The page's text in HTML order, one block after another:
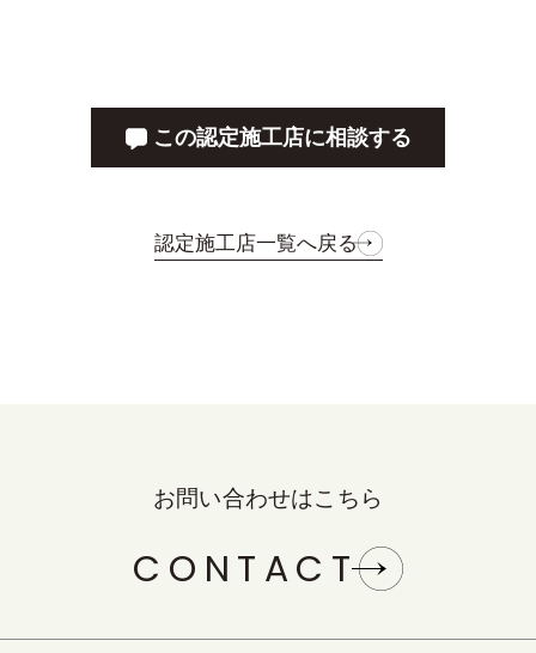
この認定施工店に相談する
認定施工店一覧へ戻る
お問い合わせはこちら
CONTACT